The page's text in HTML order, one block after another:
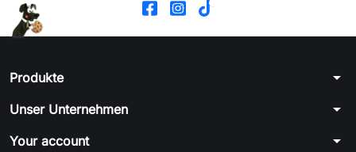
Produkte arrow_drop_down
Unser Unternehmen arrow_drop_down
Your account arrow_drop_down